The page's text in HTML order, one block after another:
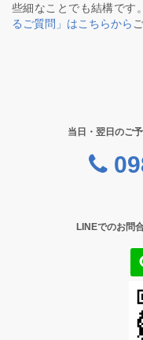
些細なことでも結構です
るご質問」はこちらから
当日・翌日のご
LINEでのお問